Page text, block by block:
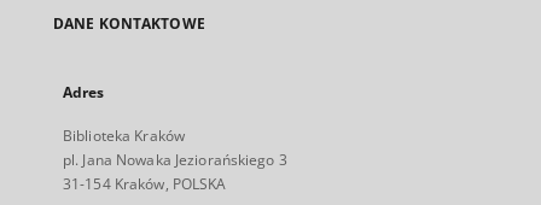
DANE KONTAKTOWE
Adres
Biblioteka Kraków
pl. Jana Nowaka Jeziorańskiego 3
31-154 Kraków, POLSKA